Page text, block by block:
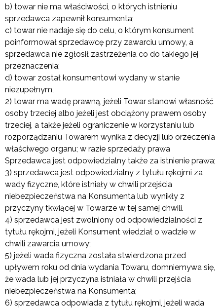
b) towar nie ma właściwości, o których istnieniu
sprzedawca zapewnił konsumenta;
c) towar nie nadaje się do celu, o którym konsument
poinformował sprzedawcę przy zawarciu umowy, a
sprzedawca nie zgłosił zastrzeżenia co do takiego jej
przeznaczenia;
d) towar został konsumentowi wydany w stanie
niezupełnym,
2) towar ma wadę prawną, jeżeli Towar stanowi własność
osoby trzeciej albo jeżeli jest obciążony prawem osoby
trzeciej, a także jeżeli ograniczenie w korzystaniu lub
rozporządzaniu Towarem wynika z decyzji lub orzeczenia
właściwego organu; w razie sprzedaży prawa
Sprzedawca jest odpowiedzialny także za istnienie prawa;
3) sprzedawca jest odpowiedzialny z tytułu rękojmi za
wady fizyczne, które istniały w chwili przejścia
niebezpieczeństwa na Konsumenta lub wynikły z
przyczyny tkwiącej w Towarze w tej samej chwili.
4) sprzedawca jest zwolniony od odpowiedzialności z
tytułu rękojmi, jeżeli Konsument wiedział o wadzie w
chwili zawarcia umowy;
5) jeżeli wada fizyczna została stwierdzona przed
upływem roku od dnia wydania Towaru, domniemywa się,
że wada lub jej przyczyna istniała w chwili przejścia
niebezpieczeństwa na Konsumenta;
6) sprzedawca odpowiada z tytułu rękojmi, jeżeli wada